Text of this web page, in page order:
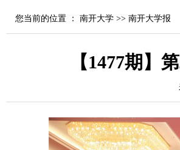
您当前的位置 ： 南开大学 >> 南开大学报
【1477期】